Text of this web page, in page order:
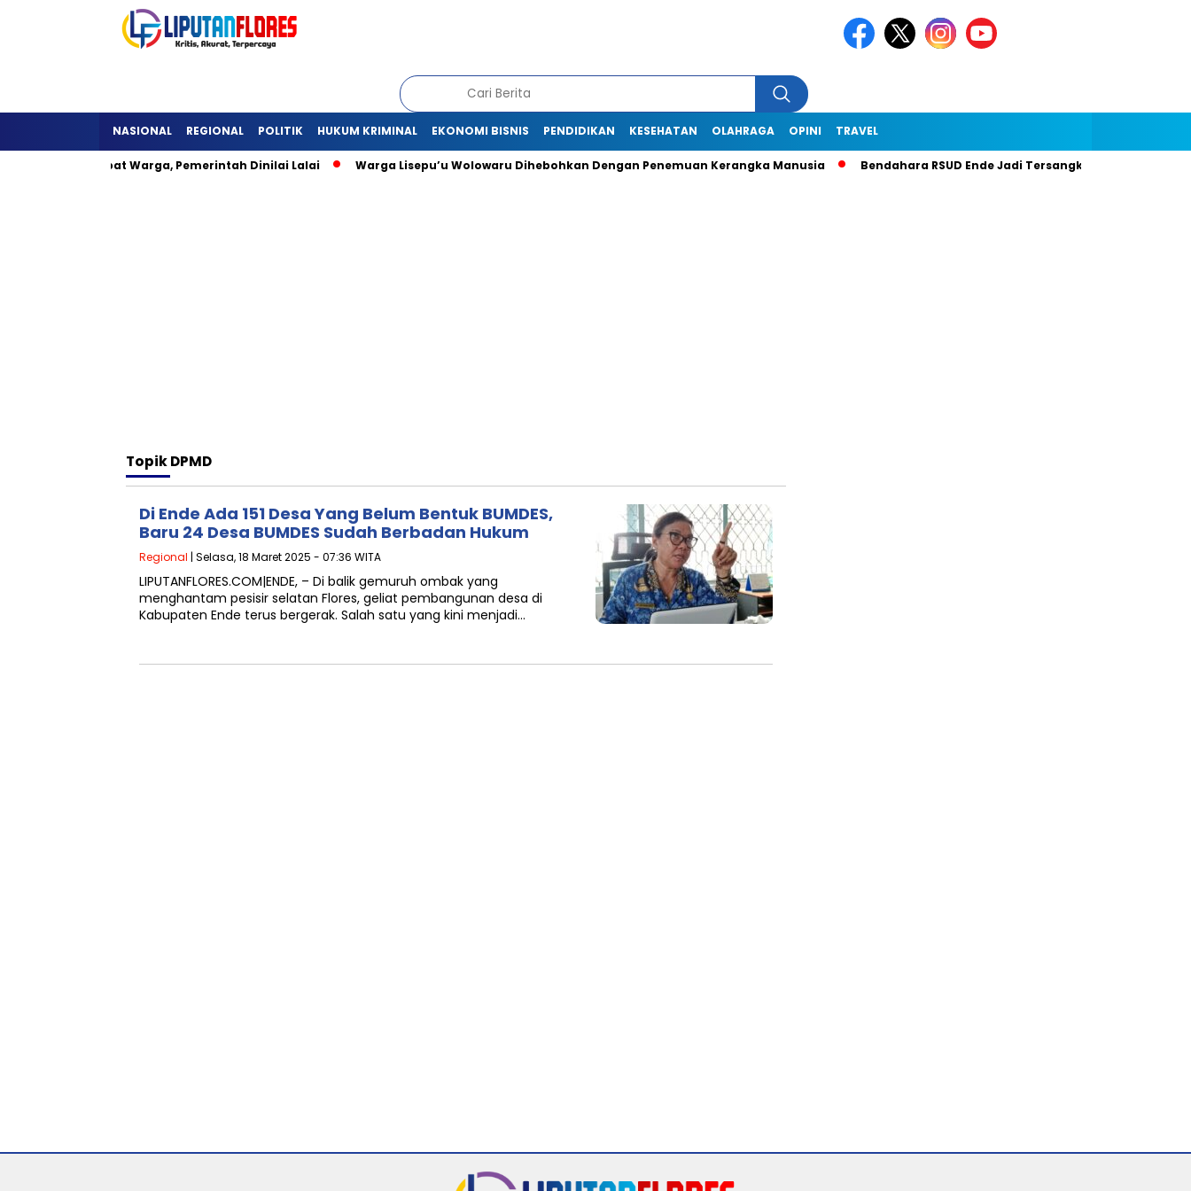
NASIONAL REGIONAL POLITIK HUKUM KRIMINAL EKONOMI BISNIS PENDIDIKAN KESEHATAN OLAHRAGA OPINI TRAVEL
Detukeli Hambat Warga, Pemerintah Dinilai Lalai Warga Lisepu’u Wolowaru Dihebohkan Dengan Penemuan Kerangka Manusia Bendahara RSUD Ende Jadi Tersangka Dugaan Korupsi
TopikDPMD
Di Ende Ada 151 Desa Yang Belum Bentuk BUMDES,
Baru 24 Desa BUMDES Sudah Berbadan Hukum
Regional | Selasa, 18 Maret 2025 - 07:36 WITA
LIPUTANFLORES.COM|ENDE, – Di balik gemuruh ombak yang
menghantam pesisir selatan Flores, geliat pembangunan desa di
Kabupaten Ende terus bergerak. Salah satu yang kini menjadi…